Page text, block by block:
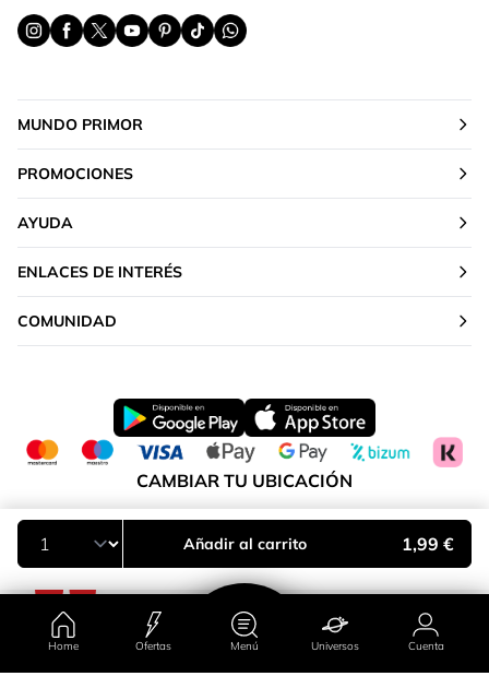
Home Ofertas Menú Universos Cuenta
Añadir al carrito 1,99 €
MUNDO PRIMOR
PROMOCIONES
AYUDA
ENLACES DE INTERÉS
COMUNIDAD
CAMBIAR TU UBICACIÓN
Península y Baleares